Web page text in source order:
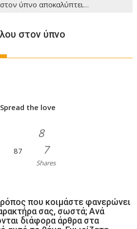
ύπνο αποκαλύπτει…
στον ύπνο
Spread the love
87
8
7
Shares
που κοιμάστε φανερώνει
σας, σωστά; Ανά
διάφορα άρθρα στα